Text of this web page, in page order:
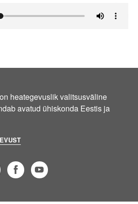
heategevuslik valitsusväline
avatud ühiskonda Eestis ja